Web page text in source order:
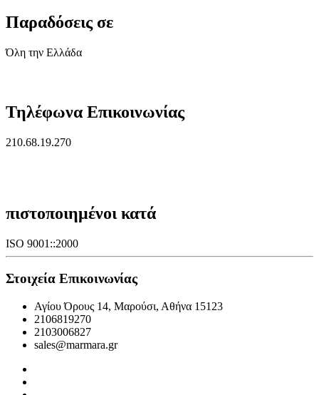
Παραδόσεις σε
Όλη την Ελλάδα
Τηλέφωνα Επικοινωνίας
210.68.19.270
πιστοποιημένοι κατά
ISO 9001::2000
Στοιχεία Επικοινωνίας
Αγίου Όρους 14, Μαρούσι, Αθήνα 15123
2106819270
2103006827
sales@marmara.gr